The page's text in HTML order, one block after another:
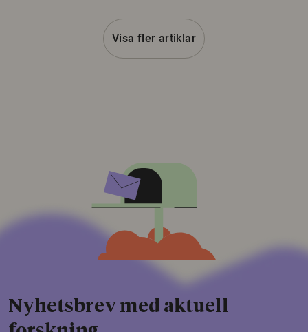
Visa fler artiklar
Nyhetsbrev med aktuell